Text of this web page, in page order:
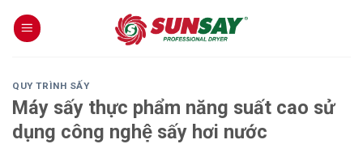
Skip
QUY TRÌNH SẤY
Máy sấy thực phẩm năng suất cao sử
dụng công nghệ sấy hơi nước